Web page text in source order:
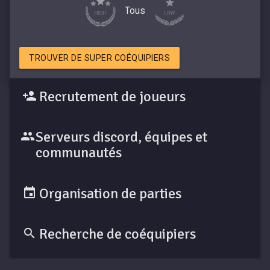
Tous
TROUVER DE SUPER COÉQUIPIERS
Recrutement de joueurs
Serveurs discord, équipes et
communautés
Organisation de parties
Recherche de coéquipiers